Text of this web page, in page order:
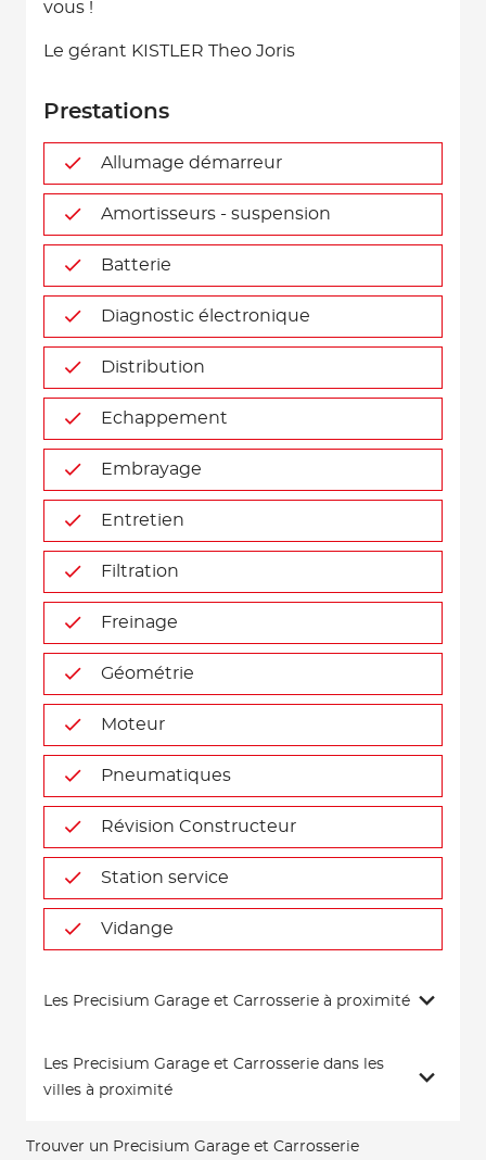
vous !
Le gérant KISTLER Theo Joris
Prestations
Allumage démarreur
Amortisseurs - suspension
Batterie
Diagnostic électronique
Distribution
Echappement
Embrayage
Entretien
Filtration
Freinage
Géométrie
Moteur
Pneumatiques
Révision Constructeur
Station service
Vidange
Les Precisium Garage et Carrosserie à proximité
Les Precisium Garage et Carrosserie dans les
villes à proximité
Trouver un Precisium Garage et Carrosserie